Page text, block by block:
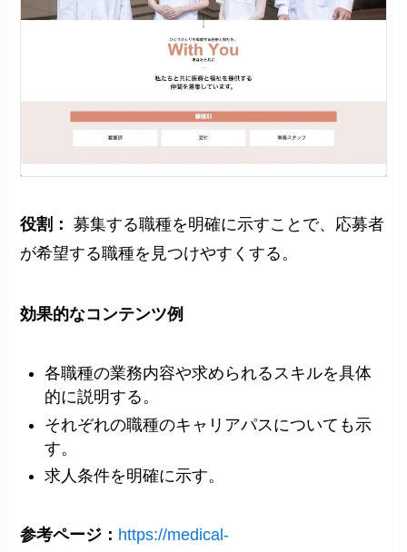
役割： 募集する職種を明確に示すことで、応募者
が希望する職種を見つけやすくする。
効果的なコンテンツ例
各職種の業務内容や求められるスキルを具体
的に説明する。
それぞれの職種のキャリアパスについても示
す。
求人条件を明確に示す。
参考ページ： https://medical-